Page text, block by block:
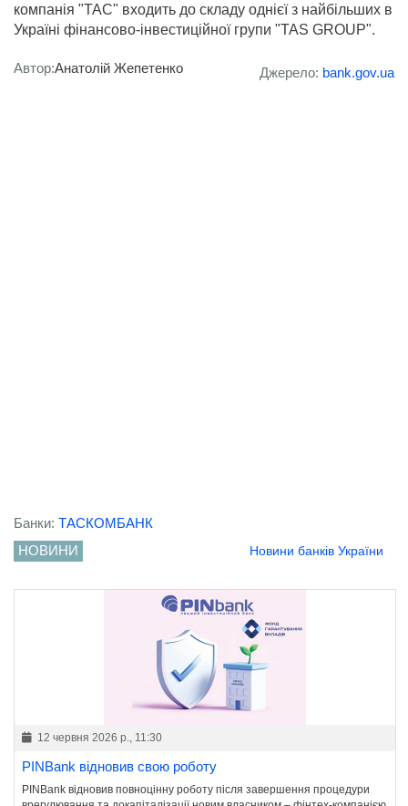
компанія "ТАС" входить до складу однієї з найбільших в
Україні фінансово-інвестиційної групи "TAS GROUP".
Автор:Анатолій Жепетенко Джерело: bank.gov.ua
Банки: ТАСКОМБАНК
НОВИНИ
Новини банків України
12 червня 2026 р., 11:30
PINBank відновив свою роботу
PINBank відновив повноцінну роботу після завершення процедури